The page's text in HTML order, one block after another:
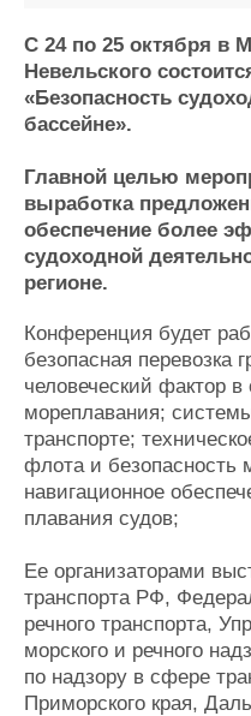
Репутация
Работа
Крюинг
Журнал
Конференции
Выставки и семинары
Личности
С 24 по 25 октября в
Невельского
«Безопасность
бассейне».
Главной целью
выработка
обеспечение более
судоходной
регионе.
Конференция будет
безопасная перевозка
человеческий фактор
мореплавания;
транспорте;
флота и безопасность
навигационное
плавания судов;
Ее организаторами
транспорта РФ,
речного транспорта,
морского и речного
по надзору в сфере
Приморского края,